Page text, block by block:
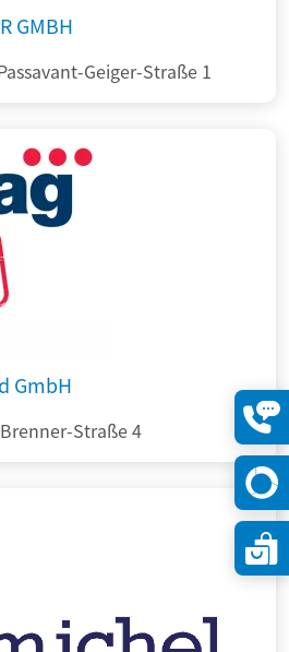
GMBH
Geiger-Straße 1
GmbH
Straße 4